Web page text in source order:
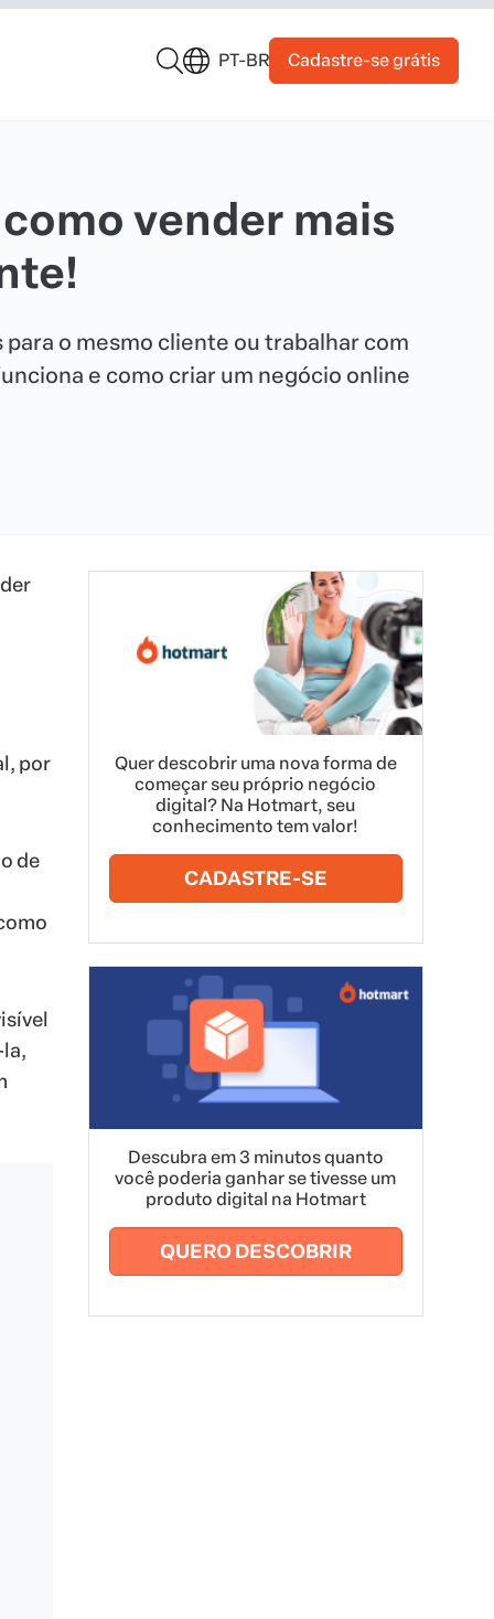
PT-BR Cadastre-se grátis
vender mais
o mesmo cliente ou trabalhar com
e como criar um negócio online
por
de
Quer descobrir uma nova forma de
começar seu próprio negócio
digital? Na Hotmart, seu
conhecimento tem valor!
CADASTRE-SE
Descubra em 3 minutos quanto
você poderia ganhar se tivesse um
produto digital na Hotmart
QUERO DESCOBRIR